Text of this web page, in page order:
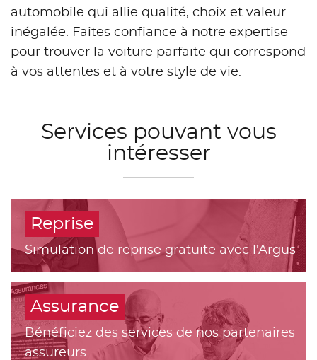
automobile qui allie qualité, choix et valeur
inégalée. Faites confiance à notre expertise
pour trouver la voiture parfaite qui correspond
à vos attentes et à votre style de vie.
Services pouvant vous
intéresser
Reprise
Simulation de reprise gratuite avec l'Argus
Assurance
Bénéficiez des services de nos partenaires
assureurs